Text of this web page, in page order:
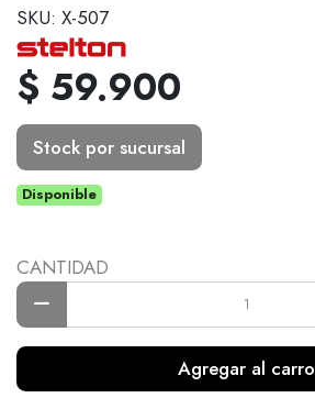
SKU: X-507
$ 59.900
Stock por sucursal
Disponible
CANTIDAD
Agregar al carro